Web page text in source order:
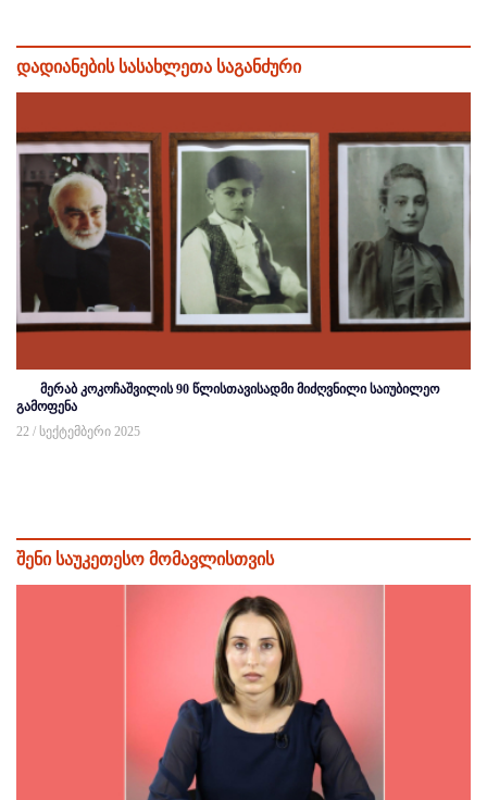
დადიანების სასახლეთა საგანძური
მერაბ კოკოჩაშვილის 90 წლისთავისადმი მიძღვნილი საიუბილეო
გამოფენა
22 / სექტემბერი 2025
შენი საუკეთესო მომავლისთვის